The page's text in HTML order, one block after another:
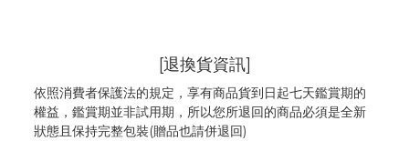
[退換貨資訊]
依照消費者保護法的規定，享有商品貨到日起七天鑑賞期的
權益，鑑賞期並非試用期，所以您所退回的商品必須是全新
狀態且保持完整包裝(贈品也請併退回)